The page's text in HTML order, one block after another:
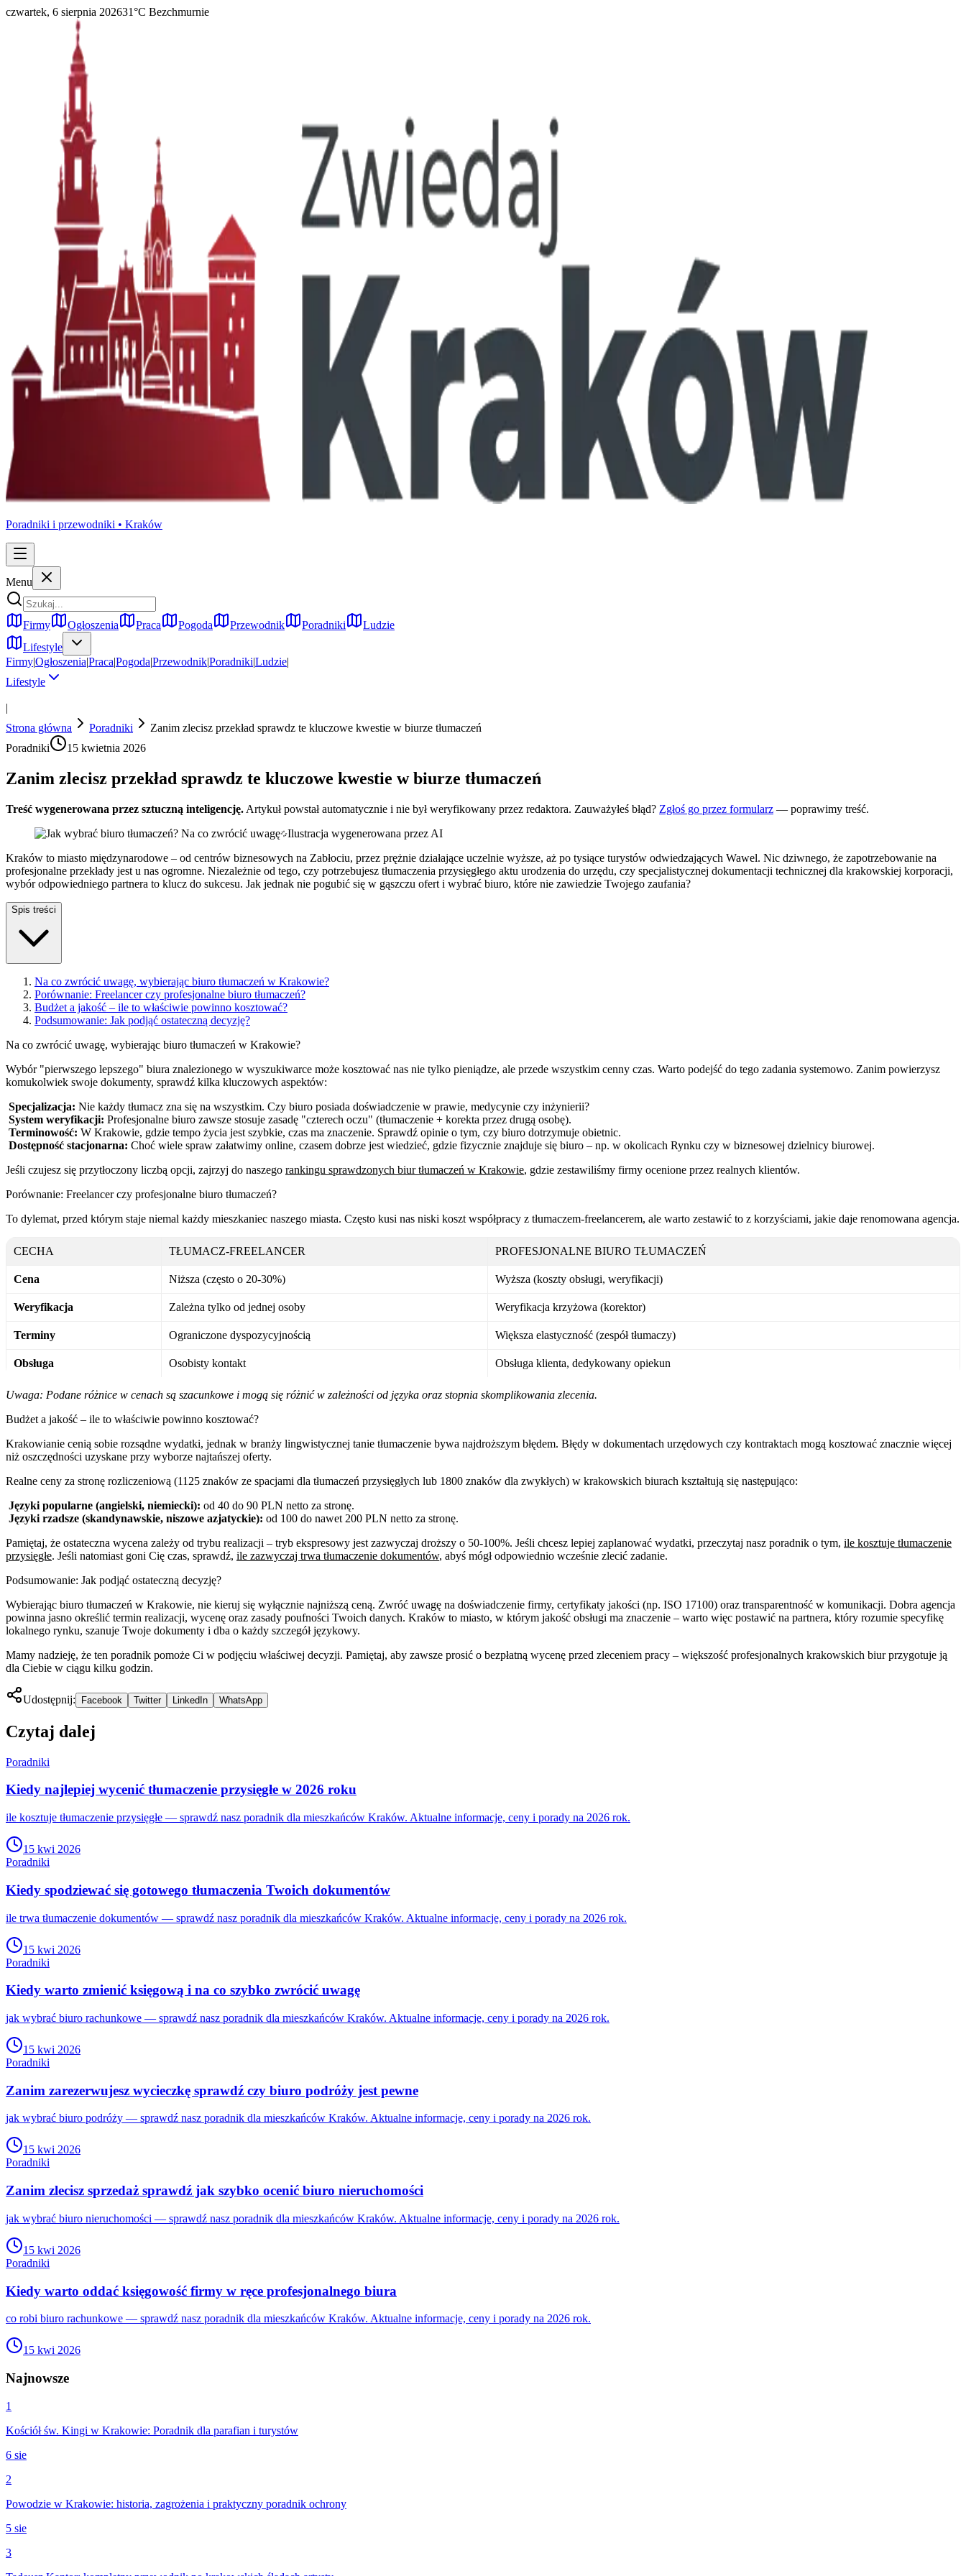
czwartek, 6 sierpnia 202631°C Bezchmurnie
Poradniki i przewodniki • Kraków
Menu
Firmy Ogłoszenia Praca Pogoda Przewodnik Poradniki
Ludzie
Lifestyle
Firmy|Ogłoszenia|Praca|Pogoda|Przewodnik|Poradniki|Ludzie|
Lifestyle
|
Strona główna
Poradniki
Zanim zlecisz przekład sprawdz te kluczowe kwestie w biurze tłumaczeń
Poradniki
15 kwietnia 2026
Zanim zlecisz przekład sprawdz te kluczowe kwestie w biurze tłumaczeń
Treść wygenerowana przez sztuczną inteligencję. Artykuł powstał automatycznie i nie był weryfikowany przez redaktora. Zauważyłeś błąd? Zgłoś go przez formularz — poprawimy treść.
Ilustracja wygenerowana przez AI
Kraków to miasto międzynarodowe – od centrów biznesowych na Zabłociu, przez prężnie działające uczelnie wyższe, aż po tysiące turystów odwiedzających Wawel. Nic dziwnego, że zapotrzebowanie na
profesjonalne przekłady jest u nas ogromne. Niezależnie od tego, czy potrzebujesz tłumaczenia przysięgłego aktu urodzenia do urzędu, czy specjalistycznej dokumentacji technicznej dla krakowskiej korporacji,
wybór odpowiedniego partnera to klucz do sukcesu. Jak jednak nie pogubić się w gąszczu ofert i wybrać biuro, które nie zawiedzie Twojego zaufania?
Spis treści
Na co zwrócić uwagę, wybierając biuro tłumaczeń w Krakowie?
Porównanie: Freelancer czy profesjonalne biuro tłumaczeń?
Budżet a jakość – ile to właściwie powinno kosztować?
Podsumowanie: Jak podjąć ostateczną decyzję?
Na co zwrócić uwagę, wybierając biuro tłumaczeń w Krakowie?
Wybór "pierwszego lepszego" biura znalezionego w wyszukiwarce może kosztować nas nie tylko pieniądze, ale przede wszystkim cenny czas. Warto podejść do tego zadania systemowo. Zanim powierzysz
komukolwiek swoje dokumenty, sprawdź kilka kluczowych aspektów:
Specjalizacja: Nie każdy tłumacz zna się na wszystkim. Czy biuro posiada doświadczenie w prawie, medycynie czy inżynierii?
System weryfikacji: Profesjonalne biuro zawsze stosuje zasadę "czterech oczu" (tłumaczenie + korekta przez drugą osobę).
Terminowość: W Krakowie, gdzie tempo życia jest szybkie, czas ma znaczenie. Sprawdź opinie o tym, czy biuro dotrzymuje obietnic.
Dostępność stacjonarna: Choć wiele spraw załatwimy online, czasem dobrze jest wiedzieć, gdzie fizycznie znajduje się biuro – np. w okolicach Rynku czy w biznesowej dzielnicy biurowej.
Jeśli czujesz się przytłoczony liczbą opcji, zajrzyj do naszego rankingu sprawdzonych biur tłumaczeń w Krakowie, gdzie zestawiliśmy firmy ocenione przez realnych klientów.
Porównanie: Freelancer czy profesjonalne biuro tłumaczeń?
To dylemat, przed którym staje niemal każdy mieszkaniec naszego miasta. Często kusi nas niski koszt współpracy z tłumaczem-freelancerem, ale warto zestawić to z korzyściami, jakie daje renomowana agencja.
CECHA TŁUMACZ-FREELANCER PROFESJONALNE BIURO TŁUMACZEŃ
Cena Niższa (często o 20-30%) Wyższa (koszty obsługi, weryfikacji)
Weryfikacja Zależna tylko od jednej osoby Weryfikacja krzyżowa (korektor)
Terminy Ograniczone dyspozycyjnością Większa elastyczność (zespół tłumaczy)
Obsługa Osobisty kontakt Obsługa klienta, dedykowany opiekun
Uwaga: Podane różnice w cenach są szacunkowe i mogą się różnić w zależności od języka oraz stopnia skomplikowania zlecenia.
Budżet a jakość – ile to właściwie powinno kosztować?
Krakowianie cenią sobie rozsądne wydatki, jednak w branży lingwistycznej tanie tłumaczenie bywa najdroższym błędem. Błędy w dokumentach urzędowych czy kontraktach mogą kosztować znacznie więcej
niż oszczędności uzyskane przy wyborze najtańszej oferty.
Realne ceny za stronę rozliczeniową (1125 znaków ze spacjami dla tłumaczeń przysięgłych lub 1800 znaków dla zwykłych) w krakowskich biurach kształtują się następująco:
Języki popularne (angielski, niemiecki): od 40 do 90 PLN netto za stronę.
Języki rzadsze (skandynawskie, niszowe azjatyckie): od 100 do nawet 200 PLN netto za stronę.
Pamiętaj, że ostateczna wycena zależy od trybu realizacji – tryb ekspresowy jest zazwyczaj droższy o 50-100%. Jeśli chcesz lepiej zaplanować wydatki, przeczytaj nasz poradnik o tym, ile kosztuje tłumaczenie
przysięgłe. Jeśli natomiast goni Cię czas, sprawdź, ile zazwyczaj trwa tłumaczenie dokumentów, abyś mógł odpowiednio wcześnie zlecić zadanie.
Podsumowanie: Jak podjąć ostateczną decyzję?
Wybierając biuro tłumaczeń w Krakowie, nie kieruj się wyłącznie najniższą ceną. Zwróć uwagę na doświadczenie firmy, certyfikaty jakości (np. ISO 17100) oraz transparentność w komunikacji. Dobra agencja
powinna jasno określić termin realizacji, wycenę oraz zasady poufności Twoich danych. Kraków to miasto, w którym jakość obsługi ma znaczenie – warto więc postawić na partnera, który rozumie specyfikę
lokalnego rynku, szanuje Twoje dokumenty i dba o każdy szczegół językowy.
Mamy nadzieję, że ten poradnik pomoże Ci w podjęciu właściwej decyzji. Pamiętaj, aby zawsze prosić o bezpłatną wycenę przed zleceniem pracy – większość profesjonalnych krakowskich biur przygotuje ją
dla Ciebie w ciągu kilku godzin.
Udostępnij: Facebook Twitter LinkedIn WhatsApp
Czytaj dalej
Poradniki
Kiedy najlepiej wycenić tłumaczenie przysięgłe w 2026 roku
ile kosztuje tłumaczenie przysięgłe — sprawdź nasz poradnik dla mieszkańców Kraków. Aktualne informacje, ceny i porady na 2026 rok.
15 kwi 2026
Poradniki
Kiedy spodziewać się gotowego tłumaczenia Twoich dokumentów
ile trwa tłumaczenie dokumentów — sprawdź nasz poradnik dla mieszkańców Kraków. Aktualne informacje, ceny i porady na 2026 rok.
15 kwi 2026
Poradniki
Kiedy warto zmienić księgową i na co szybko zwrócić uwagę
jak wybrać biuro rachunkowe — sprawdź nasz poradnik dla mieszkańców Kraków. Aktualne informacje, ceny i porady na 2026 rok.
15 kwi 2026
Poradniki
Zanim zarezerwujesz wycieczkę sprawdź czy biuro podróży jest pewne
jak wybrać biuro podróży — sprawdź nasz poradnik dla mieszkańców Kraków. Aktualne informacje, ceny i porady na 2026 rok.
15 kwi 2026
Poradniki
Zanim zlecisz sprzedaż sprawdź jak szybko ocenić biuro nieruchomości
jak wybrać biuro nieruchomości — sprawdź nasz poradnik dla mieszkańców Kraków. Aktualne informacje, ceny i porady na 2026 rok.
15 kwi 2026
Poradniki
Kiedy warto oddać księgowość firmy w ręce profesjonalnego biura
co robi biuro rachunkowe — sprawdź nasz poradnik dla mieszkańców Kraków. Aktualne informacje, ceny i porady na 2026 rok.
15 kwi 2026
Najnowsze
1
Kościół św. Kingi w Krakowie: Poradnik dla parafian i turystów
6 sie
2
Powodzie w Krakowie: historia, zagrożenia i praktyczny poradnik ochrony
5 sie
3